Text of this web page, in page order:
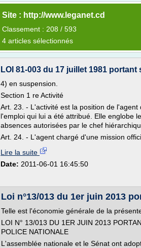
Site : http://www.leganet.cd
Classement : 208 / 593
4 articles sélectionnés
LOI 81-003 du 17 juillet 1981
4) en suspension.
Section 1 re Activité
Art. 23. - L'activité est la position de
l'emploi qui lui a été attribué. Elle englobe
absences autorisées par le chef
Art. 24. - L'agent chargé d'une mission
Lire la suite
Date: 2011-06-01 16:45:50
Loi n°13/013 du 1er juin 2013
Telle est l'économie générale de la
LOI N° 13/013 DU 1ER JUIN 2013
POLICE NATIONALE
L'assemblée nationale et le Sénat ont